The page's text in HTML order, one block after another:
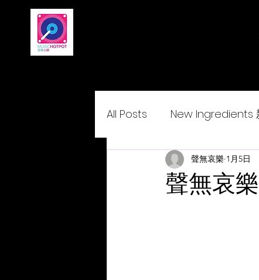
All Posts New Ingredients
Delightcantopop 悅•與•歌
聲無哀
聲無哀樂 1月5日